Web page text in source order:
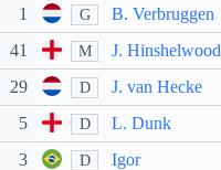
1 G B. Verbruggen
41 M J. Hinshelwood
29 D J. van Hecke
5 D L. Dunk
3 D Igor